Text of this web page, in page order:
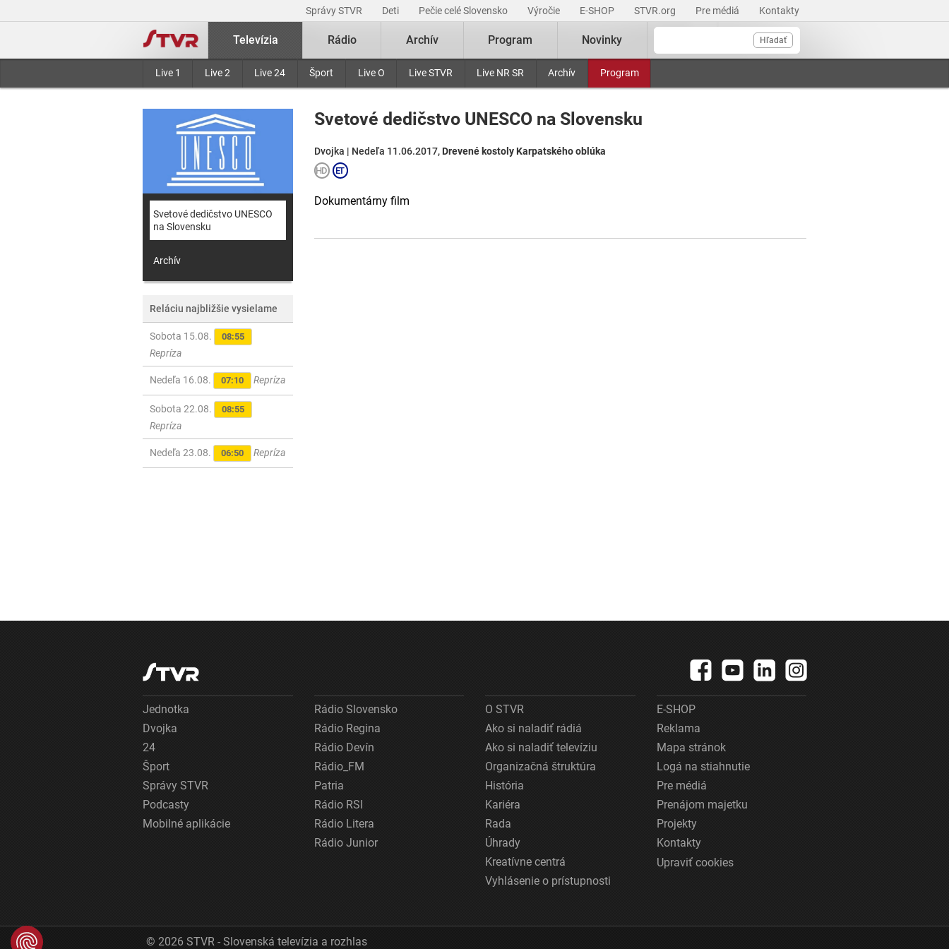
Správy STVR Deti Pečie celé Slovensko Výročie E-SHOP STVR.org Pre médiá Kontakty
Hľadať
Televízia
Live 1 Live 2 Live 24 Šport Live O Live STVR Live NR SR Archív Program
Rádio Archív Program Novinky
Svetové dedičstvo UNESCO
na Slovensku
Archív
Reláciu najbližšie vysielame
Sobota 15.08. 08:55
Repríza
Nedeľa 16.08. 07:10 Repríza
Sobota 22.08. 08:55
Repríza
Nedeľa 23.08. 06:50 Repríza
Svetové dedičstvo UNESCO na Slovensku
Dvojka | Nedeľa 11.06.2017, Drevené kostoly Karpatského oblúka
Dokumentárny film
Jednotka
Dvojka
24
Šport
Správy STVR
Podcasty
Mobilné aplikácie
Rádio Slovensko
Rádio Regina
Rádio Devín
Rádio_FM
Patria
Rádio RSI
Rádio Litera
Rádio Junior
O STVR
Ako si naladiť rádiá
Ako si naladiť televíziu
Organizačná štruktúra
História
Kariéra
Rada
Úhrady
Kreatívne centrá
Vyhlásenie o prístupnosti
E-SHOP
Reklama
Mapa stránok
Logá na stiahnutie
Pre médiá
Prenájom majetku
Projekty
Kontakty
Upraviť cookies
© 2026 STVR - Slovenská televízia a rozhlas